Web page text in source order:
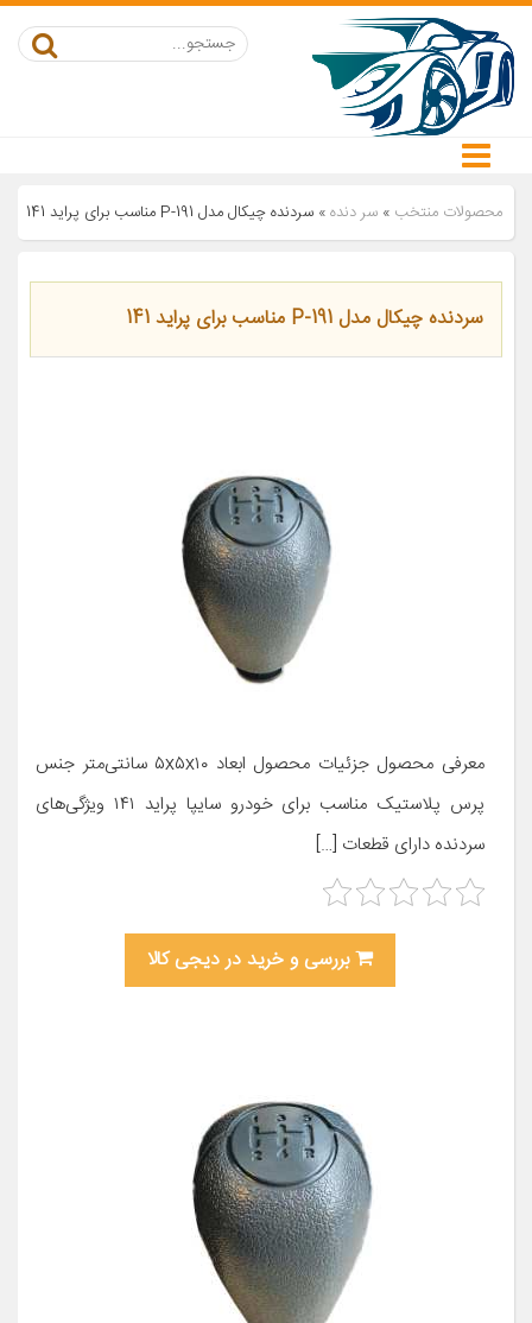
محصولات منتخب » سر دنده» سردنده چیکال مدل P-191 مناسب برای پراید 141
سردنده چیکال مدل P-191 مناسب برای پراید 141
معرفی محصول جزئیات محصول ابعاد ۵x۵x۱۰ سانتی‌متر جنس
پرس پلاستیک مناسب برای خودرو سایپا پراید ۱۴۱ ویژگی‌های
سردنده دارای قطعات […]
بررسی و خرید در دیجی کالا